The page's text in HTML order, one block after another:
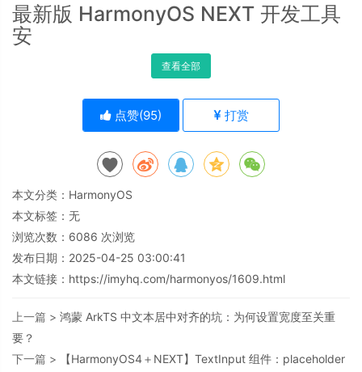
最新版 HarmonyOS NEXT 开发工具
安
查看全部
点赞(95) 打赏
本文分类： HarmonyOS
本文标签：无
浏览次数： 6086 次浏览
发布日期：2025-04-25 03:00:41
本文链接： https://imyhq.com/harmonyos/1609.html
上一篇 > 鸿蒙 ArkTS 中文本居中对齐的坑：为何设置宽度至关重
要？
下一篇 >
【HarmonyOS4＋NEXT】TextInput 组件：placeholder